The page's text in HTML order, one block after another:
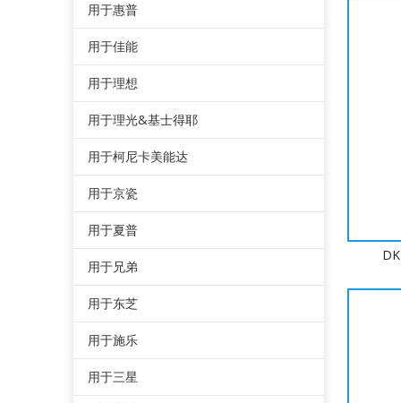
用于惠普
用于佳能
用于理想
用于理光&基士得耶
用于柯尼卡美能达
用于京瓷
用于夏普
用于兄弟
用于东芝
用于施乐
用于三星